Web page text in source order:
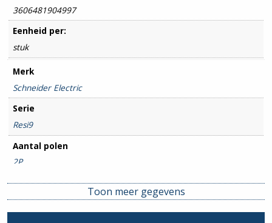
3606481904997
Eenheid per:
stuk
Merk
Schneider Electric
Serie
Resi9
Aantal polen
2P
Amperage
25A
Toon meer gegevens